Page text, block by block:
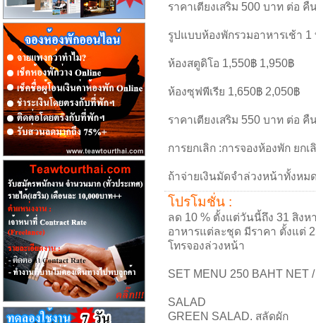
ราคาเตียงเสริม 500 บาท ต่อ คื
รูปแบบห้องพักรวมอาหารเช้า
ห้องสตูดิโอ 1,550฿ 1,950฿
ห้องซุฟพีเรีย 1,650฿ 2,050฿
ราคาเตียงเสริม 550 บาท ต่อ คื
การยกเลิก :การจองห้องพัก ยก
ถ้าจ่ายเงินมัดจำล่วงหน้าทั้งหม
โปรโมชั่น :
ลด 10 % ตั้งแต่วันนี้ถึง 31 สิงห
อาหารแต่ละชุด มีราคา ตั้งแต่
โทรจองล่วงหน้า
SET MENU 250 BAHT NET
SALAD
GREEN SALAD. สลัดผัก